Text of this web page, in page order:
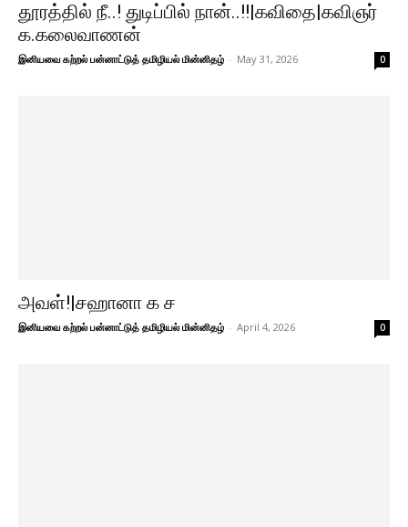
தூரத்தில் நீ..! துடிப்பில் நான்..!!|கவிதை|கவிஞர்
க.கலைவாணன்
இனியவை கற்றல் பன்னாட்டுத் தமிழியல் மின்னிதழ் - May 31, 2026 0
அவள்!|சஹானா க ச
இனியவை கற்றல் பன்னாட்டுத் தமிழியல் மின்னிதழ் - April 4, 2026 0